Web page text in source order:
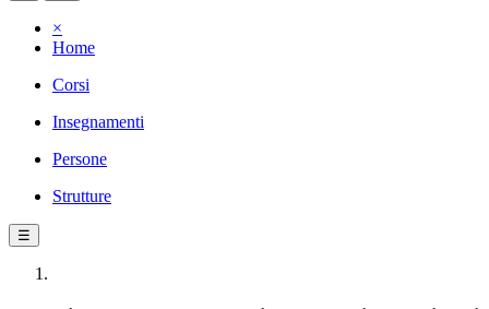
×
Home
Corsi
Insegnamenti
Persone
Strutture
☰